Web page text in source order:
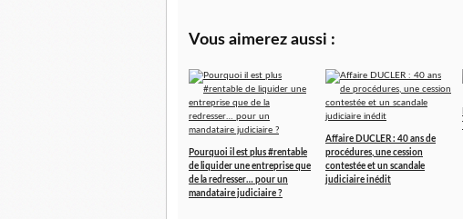
Vous aimerez aussi :
Pourquoi il est plus #rentable
de liquider une entreprise que
de la redresser… pour un
mandataire judiciaire ?
Affaire DUCLER : 40 ans de
procédures, une cession
contestée et un scandale
judiciaire inédit